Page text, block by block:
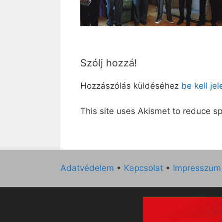
Szólj hozzá!
Hozzászólás küldéséhez be kell
This site uses Akismet to reduce
Adatvédelem • Kapcsolat • Impresszum